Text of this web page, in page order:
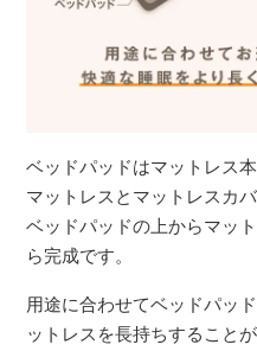
ベッドパッドはマットレス
マットレスとマットレスカ
ベッドパッドの上からマッ
ら完成です。
用途に合わせてベッドパッ
ットレスを長持ちすること